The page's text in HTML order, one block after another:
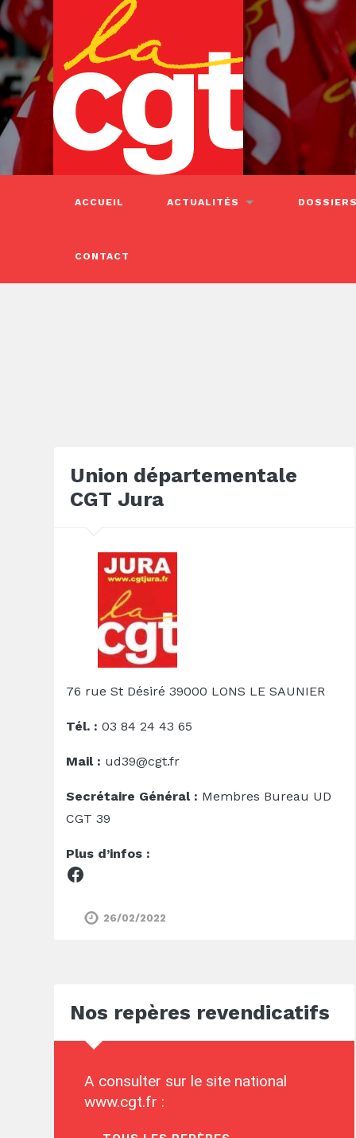
ACCUEIL ACTUALITÉS DOSSIERS
CONTACT
Union départementale
CGT Jura
76 rue St Désiré 39000 LONS LE SAUNIER
Tél. : 03 84 24 43 65
Mail : ud39@cgt.fr
Secrétaire Général : Membres Bureau UD
CGT 39
Plus d’infos :
Facebook
26/02/2022
Nos repères revendicatifs
A consulter sur le site national
www.cgt.fr :